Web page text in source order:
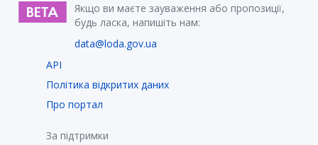
Якщо ви маєте зауваження або пропозиції,
будь ласка, напишіть нам:
data@loda.gov.ua
API
Політика відкритих даних
Про портал
За підтримки